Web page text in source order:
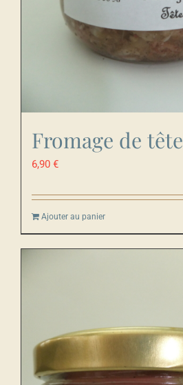
Fromage de tête
6,90 €
Ajouter au panier